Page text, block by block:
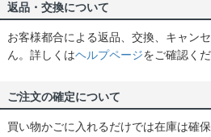
返品・交換について
お客様都合による返品、交換、キャン
ん。詳しくはヘルプページをご確認くだ
ご注文の確定について
買い物かごに入れるだけでは在庫は確